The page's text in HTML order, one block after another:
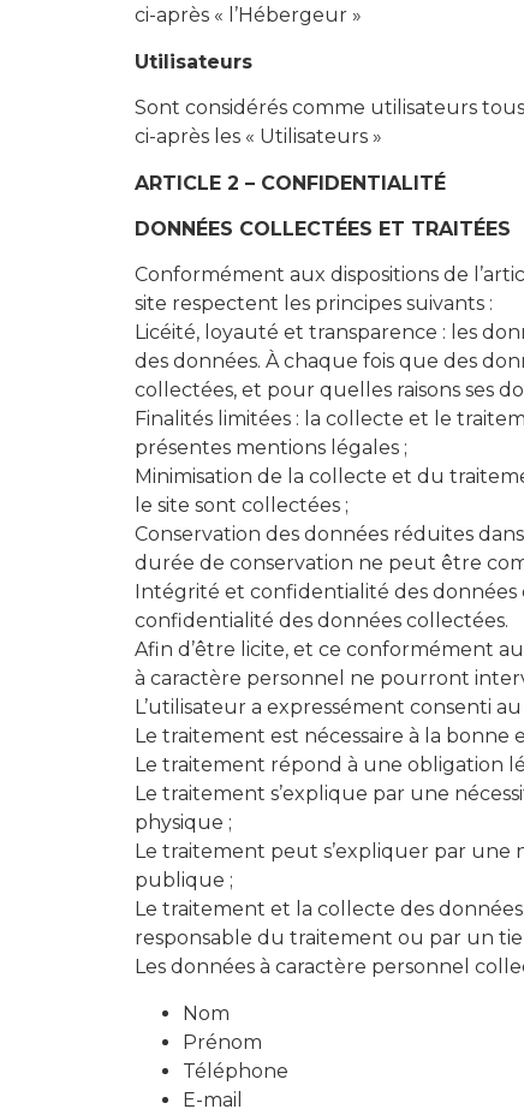
ci-après « l’Hébergeur »
Utilisateurs
Sont considérés comme utilisateurs
ci-après les « Utilisateurs »
ARTICLE 2 – CONFIDENTIALITÉ
DONNÉES COLLECTÉES ET TRAITÉES
Conformément aux dispositions de
site respectent les principes suivants :
Licéité, loyauté et transparence : les
des données. À chaque fois que des
collectées, et pour quelles raisons ses
Finalités limitées : la collecte et le
présentes mentions légales ;
Minimisation de la collecte et du
le site sont collectées ;
Conservation des données réduites
durée de conservation ne peut être
Intégrité et confidentialité des données
confidentialité des données collectées.
Afin d’être licite, et ce conformément
à caractère personnel ne pourront
L’utilisateur a expressément consenti
Le traitement est nécessaire à la bonne
Le traitement répond à une obligation
Le traitement s’explique par une
physique ;
Le traitement peut s’expliquer par une
publique ;
Le traitement et la collecte des
responsable du traitement ou par un
Les données à caractère personnel
Nom
Prénom
Téléphone
E-mail